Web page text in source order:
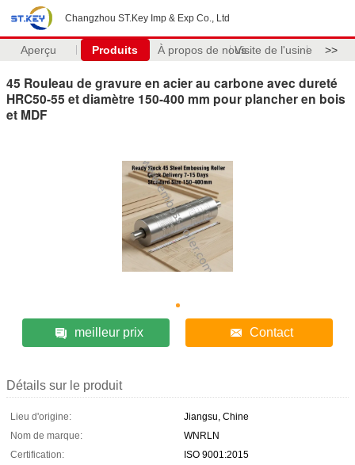
Changzhou ST.Key Imp & Exp Co., Ltd
Aperçu Produits À propos de nousVisite de l'usine >>
45 Rouleau de gravure en acier au carbone avec dureté
HRC50-55 et diamètre 150-400 mm pour plancher en bois
et MDF
meilleur prix Contact
Détails sur le produit
Lieu d'origine:
Jiangsu, Chine
Nom de marque:
WNRLN
Certification:
ISO 9001:2015